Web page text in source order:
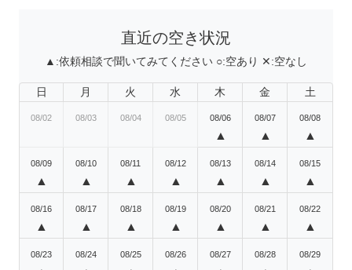
直近の空き状況
▲:依頼相談で聞いてみてください ○:空あり ✕:空なし
日 月 火 水 木 金 土
08/02 08/03 08/04 08/05 08/06
▲
08/07
▲
08/08
▲
08/09
▲
08/10
▲
08/11
▲
08/12
▲
08/13
▲
08/14
▲
08/15
▲
08/16
▲
08/17
▲
08/18
▲
08/19
▲
08/20
▲
08/21
▲
08/22
▲
08/23 08/24 08/25 08/26 08/27 08/28 08/29